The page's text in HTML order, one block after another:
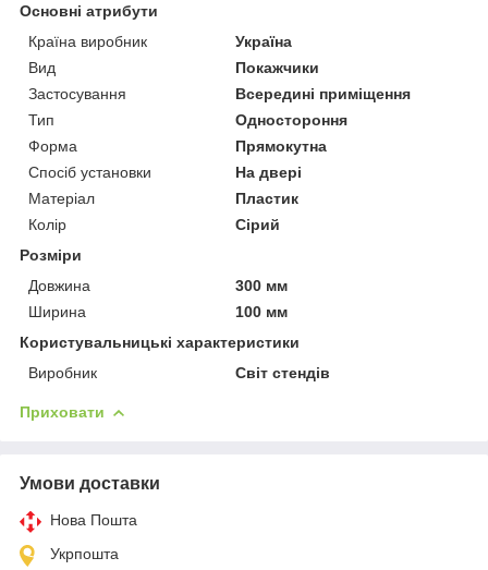
Основні атрибути
Країна виробник
Україна
Вид
Покажчики
Застосування
Всередині приміщення
Тип
Одностороння
Форма
Прямокутна
Спосіб установки
На двері
Матеріал
Пластик
Колір
Сірий
Розміри
Довжина
300 мм
Ширина
100 мм
Користувальницькі характеристики
Виробник
Світ стендів
Приховати
Умови доставки
Нова Пошта
Укрпошта